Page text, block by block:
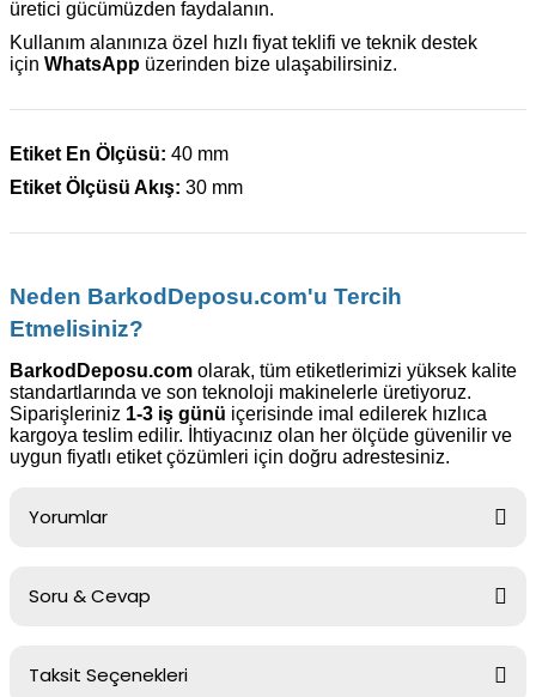
üretici gücümüzden faydalanın.
Kullanım alanınıza özel hızlı fiyat teklifi ve teknik destek
için WhatsApp üzerinden bize ulaşabilirsiniz.
Etiket En Ölçüsü: 40 mm
Etiket Ölçüsü Akış: 30 mm
Neden BarkodDeposu.com'u Tercih
Etmelisiniz?
BarkodDeposu.com olarak, tüm etiketlerimizi yüksek kalite
standartlarında ve son teknoloji makinelerle üretiyoruz.
Siparişleriniz 1-3 iş günü içerisinde imal edilerek hızlıca
kargoya teslim edilir. İhtiyacınız olan her ölçüde güvenilir ve
uygun fiyatlı etiket çözümleri için doğru adrestesiniz.
Yorumlar
Soru & Cevap
Ürün hakkında henüz soru sorulmamış.
Taksit Seçenekleri